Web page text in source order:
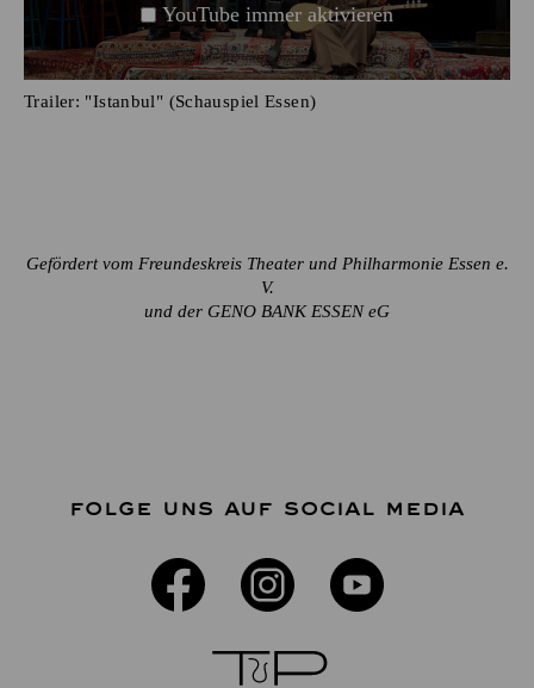
YouTube immer aktivieren
Trailer: "Istanbul" (Schauspiel Essen)
Gefördert vom Freundeskreis Theater und Philharmonie Essen e.
V.
und der GENO BANK ESSEN eG
FOLGE UNS AUF SOCIAL MEDIA